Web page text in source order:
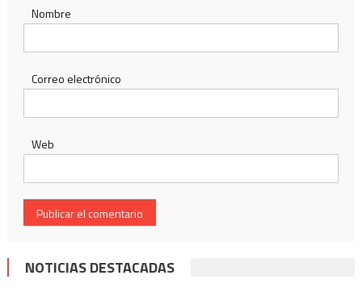
Nombre
Correo electrónico
Web
NOTICIAS DESTACADAS